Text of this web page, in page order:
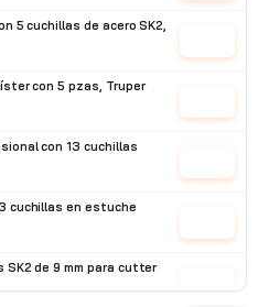
5 cuchillas de acero SK2,
con 5 pzas, Truper
con 13 cuchillas
cuchillas en estuche
SK2 de 9 mm para cutter